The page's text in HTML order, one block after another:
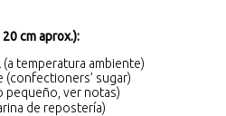
cm aprox.):
temperatura ambiente)
(confectioners’ sugar)
pequeño, ver notas)
de repostería)